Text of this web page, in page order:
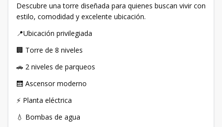
Descubre una torre diseñada para quienes buscan vivir con
estilo, comodidad y excelente ubicación.
📍Ubicación privilegiada
🏢 Torre de 8 niveles
🚗 2 niveles de parqueos
🛗 Ascensor moderno
⚡ Planta eléctrica
💧 Bombas de agua